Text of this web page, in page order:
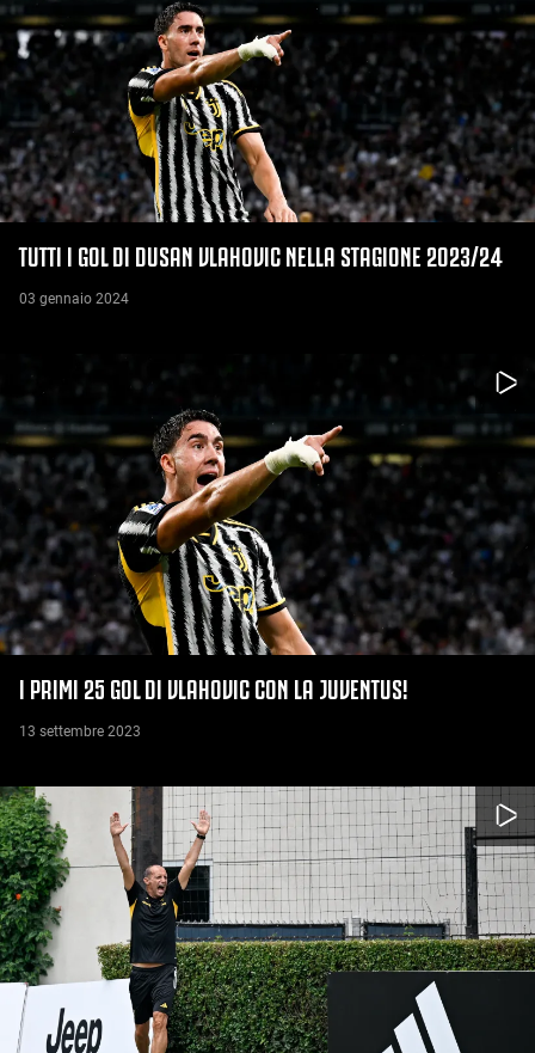
TUTTI I GOL DI DUSAN VLAHOVIC NELLA STAGIONE 2023/24
03 gennaio 2024
I PRIMI 25 GOL DI VLAHOVIC CON LA JUVENTUS!
13 settembre 2023